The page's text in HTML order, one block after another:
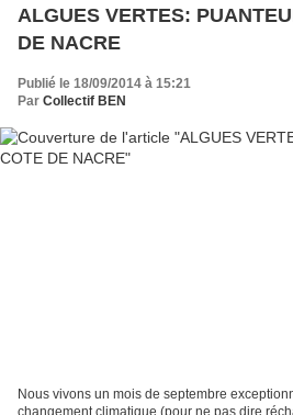
ALGUES VERTES:
DE NACRE
Publié le 18/09/2014 à 15:21
Par Collectif BEN
Nous vivons un mois de septembre
changement climatique (pour ne pas dire